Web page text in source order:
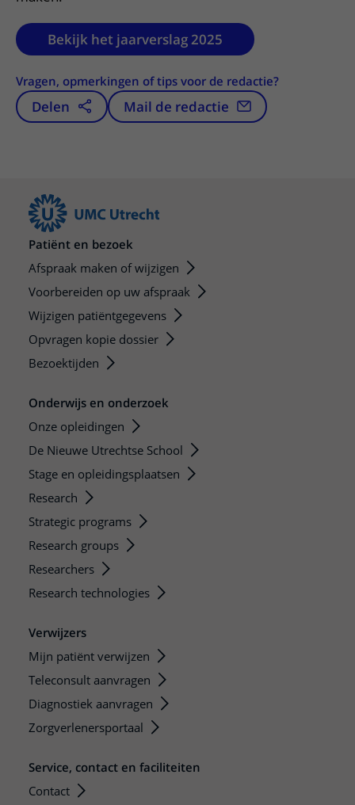
Bekijk het jaarverslag 2025
Vragen, opmerkingen of tips voor de redactie?
Delen Mail de redactie
Patiënt en bezoek
Afspraak maken of wijzigen
Voorbereiden op uw afspraak
Wijzigen patiëntgegevens
Opvragen kopie dossier
Bezoektijden
Onderwijs en onderzoek
Onze opleidingen
De Nieuwe Utrechtse School
Stage en opleidingsplaatsen
Research
Strategic programs
Research groups
Researchers
Research technologies
Verwijzers
Mijn patiënt verwijzen
Teleconsult aanvragen
Diagnostiek aanvragen
Zorgverlenersportaal
Service, contact en faciliteiten
Contact